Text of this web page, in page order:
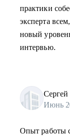
практики
эксперта
новый
интервью.
Сергей
Июнь
Опыт работы